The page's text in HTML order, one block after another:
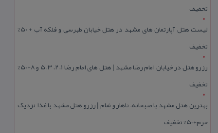
تخفیف
لیست هتل آپارتمان های مشهد در هتل خیابان طبرسی و فلکه آب + 50%
تخفیف
رزرو هتل در خیابان امام رضا مشهد | هتل‌ های امام رضا 1، 2، 3، 5 و 8+50%
تخفیف
بهترین هتل مشهد با صبحانه، ناهار و شام | رزرو هتل مشهد با غذا نزدیک
حرم+50% تخفیف